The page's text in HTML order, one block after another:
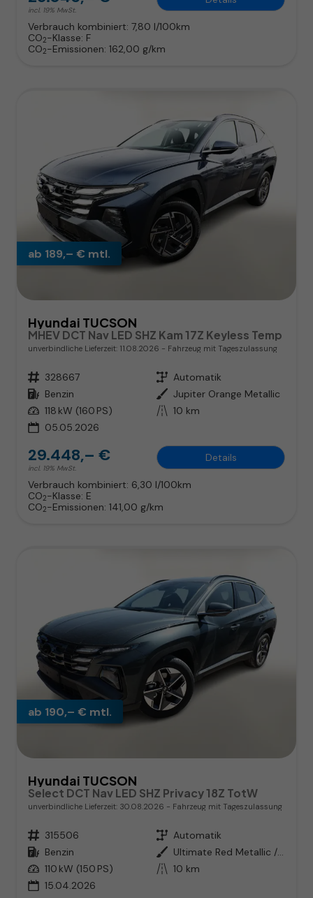
incl. 19% MwSt.
Verbrauch kombiniert: 7,80 l/100km
CO2-Klasse: F
CO2-Emissionen: 162,00 g/km
ab 189,– € mtl.
Hyundai TUCSON
MHEV DCT Nav LED SHZ Kam 17Z Keyless Temp
unverbindliche Lieferzeit: 11.08.2026 Fahrzeug mit Tageszulassung
Fahrzeugnr. 328667 Getriebe Automatik
Kraftstoff Benzin Außenfarbe Jupiter Orange Metallic
Leistung 118 kW (160 PS) Kilometerstand 10 km
05.05.2026
29.448,– €
incl. 19% MwSt.
Details
Verbrauch kombiniert: 6,30 l/100km
CO2-Klasse: E
CO2-Emissionen: 141,00 g/km
ab 190,– € mtl.
Hyundai TUCSON
Select DCT Nav LED SHZ Privacy 18Z TotW
unverbindliche Lieferzeit: 30.08.2026 Fahrzeug mit Tageszulassung
Fahrzeugnr. 315506 Getriebe Automatik
Kraftstoff Benzin Außenfarbe
Ultimate Red Metallic / Dachfarb
Leistung 110 kW (150 PS) Kilometerstand 10 km
15.04.2026